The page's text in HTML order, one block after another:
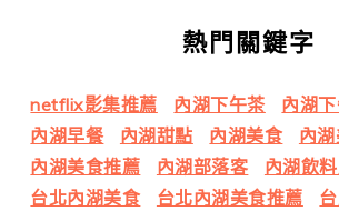
熱門關鍵字
netflix影集推薦 內湖下午茶
內湖
內湖早餐
內湖甜點 內湖美食
內
內湖美食推薦
內湖部落客 內湖飲
台北內湖美食
台北內湖美食推薦